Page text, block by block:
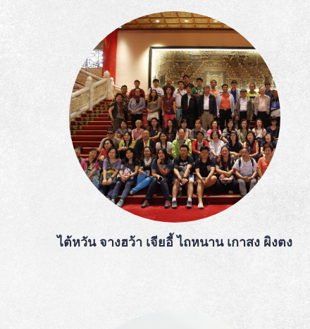
ไต้หวัน จางฮว้า เจียอี้ ไถหนาน เกาสง ผิงตง